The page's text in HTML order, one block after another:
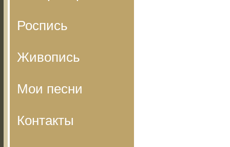
Роспись
Живопись
Мои песни
Контакты